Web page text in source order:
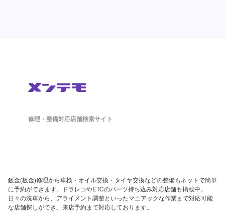
修理・整備対応店舗検索サイト
鈑金(板金)修理から車検・オイル交換・タイヤ交換などの整備もネットで簡単
に予約ができます。ドラレコやETCのパーツ持ち込み対応店舗も掲載中。
日々の洗車から、アライメント調整といったマニアックな作業まで対応可能
な店舗探しができ、来店予約まで対応しております。